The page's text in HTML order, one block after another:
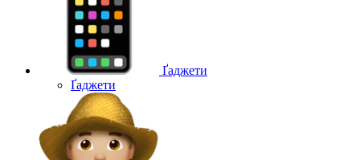
Ґаджети
Ґаджети